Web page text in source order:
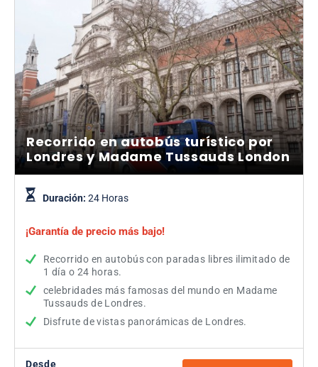
Recorrido en autobús turístico por
Londres y Madame Tussauds London
Duración: 24 Horas
¡Garantía de precio más bajo!
Recorrido en autobús con paradas libres ilimitado de
1 día o 24 horas.
celebridades más famosas del mundo en Madame
Tussauds de Londres.
Disfrute de vistas panorámicas de Londres.
Desde